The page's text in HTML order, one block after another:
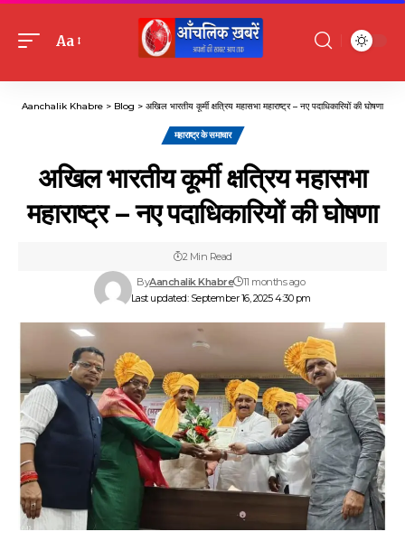
Font
Aa
Aanchalik Khabre > Blog > अखिल भारतीय कूर्मी क्षत्रिय महासभा महाराष्ट्र – नए पदाधिकारियों की घोषणा
महाराष्ट्र के समाचार
अखिल भारतीय कूर्मी क्षत्रिय महासभा
महाराष्ट्र – नए पदाधिकारियों की घोषणा
Last updated: September 16, 2025 4:30 pm
ByAanchalik Khabre 11 months ago
2 Min Read